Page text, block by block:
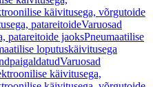
käivitusega, võrgutoide
patareitoideVaruosad
patareitoide jaoksPneumaatilise
loputuskäivitusega
Varuosad
käivitusega,